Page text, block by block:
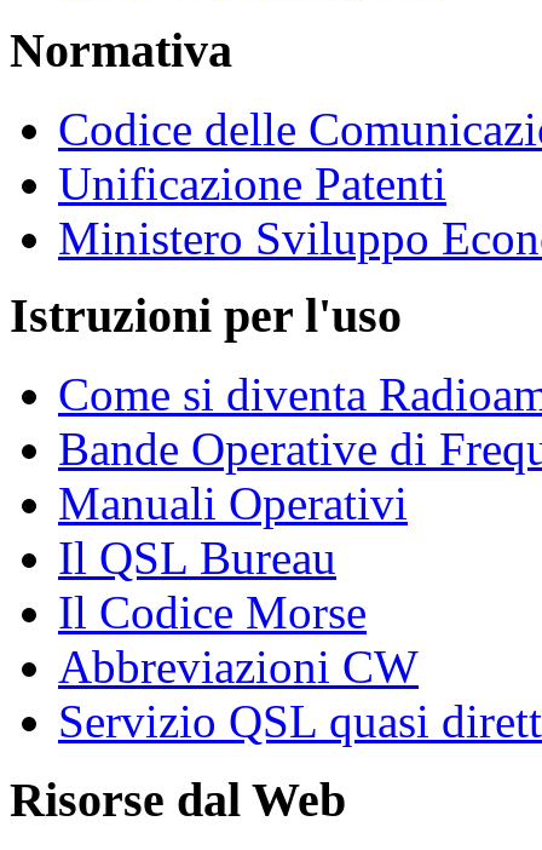
Normativa
Codice delle
Unificazione Patenti
Ministero Sviluppo
Istruzioni per l'uso
Come si diventa
Bande Operative di
Manuali Operativi
Il QSL Bureau
Il Codice Morse
Abbreviazioni CW
Servizio QSL quasi
Risorse dal Web